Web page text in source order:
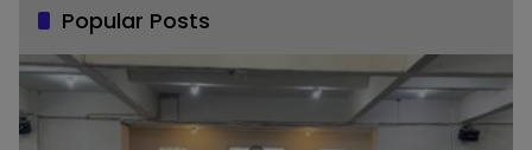
Popular Posts